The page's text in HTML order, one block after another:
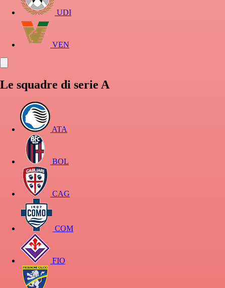
UDI
VEN
Le squadre di serie A
ATA
BOL
CAG
COM
FIO